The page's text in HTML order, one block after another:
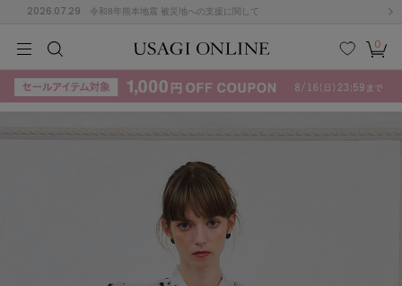
2026.07.29 令和8年熊本地震 被災地への支援に関して
検索
お気
に入
カー
ト
0
KIDSBABYBEAUTYLIFE STYLE
(715)
KIDSBABYBEAUTYLIFE STYLE
F G
T U
その